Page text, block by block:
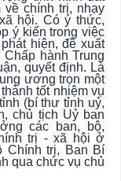
chính trị, nhạy
hội. Có ý thức,
ý kiến trong việc
hiện, đề xuất
hành Trung
quyết định. Là
ương trọn một
tốt nhiệm vụ
(bí thư tỉnh uỷ,
chủ tịch Uỷ ban
các ban, bộ,
trị - xã hội ở
Chính trị, Ban Bí
qua chức vụ chủ